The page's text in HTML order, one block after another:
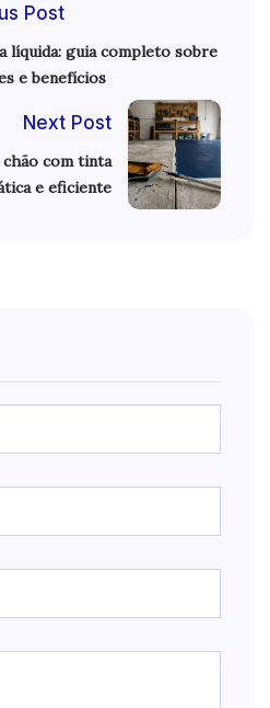
Post
líquida: guia completo sobre
e benefícios
Next Post
com tinta
e eficiente